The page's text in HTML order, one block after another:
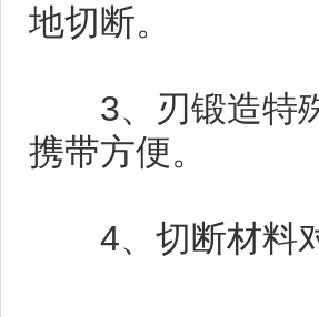
地切断。
3、刃锻造特殊
携带方便。
4、切断材料对